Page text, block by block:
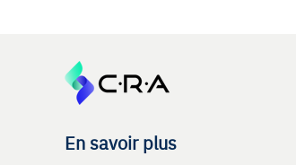
En savoir plus